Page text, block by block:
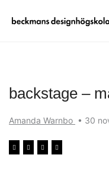
backstage –
Amanda Warnbo • 30